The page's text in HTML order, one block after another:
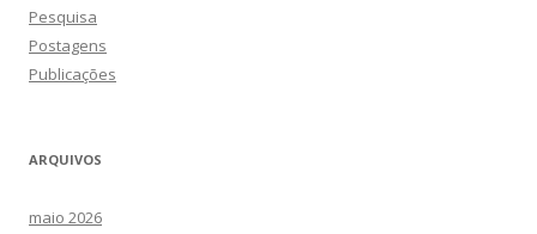
Pesquisa
Postagens
Publicações
ARQUIVOS
maio 2026